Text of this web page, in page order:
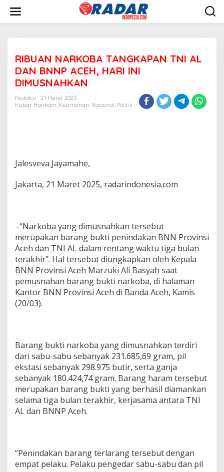
w
RIBUAN NARKOBA TANGKAPAN TNI AL
DAN BNNP ACEH, HARI INI
DIMUSNAHKAN
Redaksi
21 Maret 2025
Kabar Hankam, Keamanan, Nasional, Politik
Jalesveva Jayamahe,
Jakarta, 21 Maret 2025, radarindonesia.com
–“Narkoba yang dimusnahkan tersebut
merupakan barang bukti penindakan BNN Provinsi
Aceh dan TNI AL dalam rentang waktu tiga bulan
terakhir”. Hal tersebut diungkapkan oleh Kepala
BNN Provinsi Aceh Marzuki Ali Basyah saat
pemusnahan barang bukti narkoba, di halaman
Kantor BNN Provinsi Aceh di Banda Aceh, Kamis
(20/03).
Barang bukti narkoba yang dimusnahkan terdiri
dari sabu-sabu sebanyak 231.685,69 gram, pil
ekstasi sebanyak 298.975 butir, serta ganja
sebanyak 180.424,74 gram. Barang haram tersebut
merupakan barang bukti yang berhasil diamankan
selama tiga bulan terakhir, kerjasama antara TNI
AL dan BNNP Aceh.
“Penindakan barang terlarang tersebut dengan
empat pelaku. Pelaku pengedar sabu-sabu dan pil